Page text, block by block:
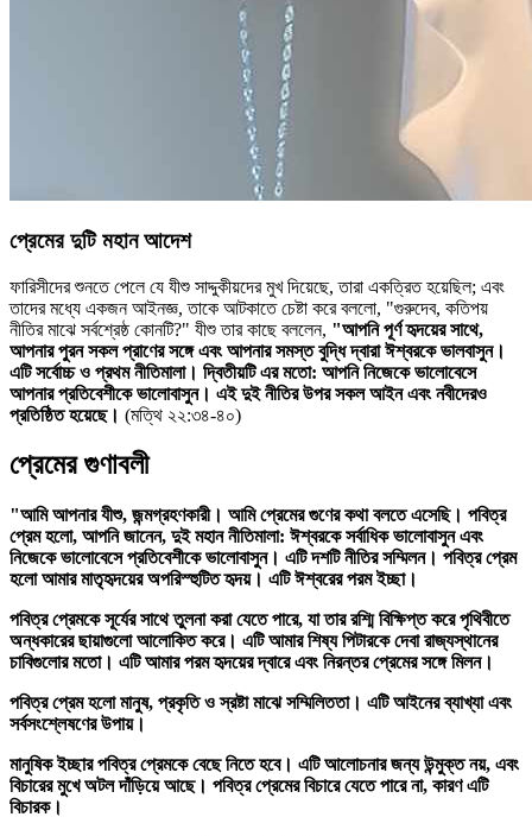
প্রেমের দুটি মহান আদেশ
ফারিসীদের শুনতে পেলে যে যীশু সাদ্দুকীয়দের মুখ দিয়েছে, তারা একত্রিত হয়েছিল; এবং
তাদের মধ্যে একজন আইনজ্ঞ, তাকে আটকাতে চেষ্টা করে বললো, "গুরুদেব, কতিপয়
নীতির মাঝে সর্বশ্রেষ্ঠ কোনটি?" যীশু তার কাছে বললেন, "আপনি পূর্ণ হৃদয়ের সাথে,
আপনার পুরন সকল প্রাণের সঙ্গে এবং আপনার সমস্ত বুদ্ধি দ্বারা ঈশ্বরকে ভালবাসুন।
এটি সর্বোচ্চ ও প্রথম নীতিমালা। দ্বিতীয়টি এর মতো: আপনি নিজেকে ভালোবেসে
আপনার প্রতিবেশীকে ভালোবাসুন। এই দুই নীতির উপর সকল আইন এবং নবীদেরও
প্রতিষ্ঠিত হয়েছে। (মত্থি ২২:৩৪-৪০)
প্রেমের গুণাবলী
"আমি আপনার যীশু, জন্মগ্রহণকারী। আমি প্রেমের গুণের কথা বলতে এসেছি। পবিত্র
প্রেম হলো, আপনি জানেন, দুই মহান নীতিমালা: ঈশ্বরকে সর্বাধিক ভালোবাসুন এবং
নিজেকে ভালোবেসে প্রতিবেশীকে ভালোবাসুন। এটি দশটি নীতির সম্মিলন। পবিত্র প্রেম
হলো আমার মাতৃহৃদয়ের অপরিস্হুটিত হৃদয়। এটি ঈশ্বরের পরম ইচ্ছা।
পবিত্র প্রেমকে সূর্যের সাথে তুলনা করা যেতে পারে, যা তার রশ্মি বিক্ষিপ্ত করে পৃথিবীতে
অন্ধকারের ছায়াগুলো আলোকিত করে। এটি আমার শিষ্য পিটারকে দেবা রাজ্যস্থানের
চাবিগুলোর মতো। এটি আমার পরম হৃদয়ের দ্বারে এবং নিরন্তর প্রেমের সঙ্গে মিলন।
পবিত্র প্রেম হলো মানুষ, প্রকৃতি ও স্রষ্টা মাঝে সম্মিলিততা। এটি আইনের ব্যাখ্যা এবং
সর্বসংশ্লেষণের উপায়।
মানুষিক ইচ্ছার পবিত্র প্রেমকে বেছে নিতে হবে। এটি আলোচনার জন্য উন্মুক্ত নয়, এবং
বিচারের মুখে অটল দাঁড়িয়ে আছে। পবিত্র প্রেমের বিচারে যেতে পারে না, কারণ এটি
বিচারক।